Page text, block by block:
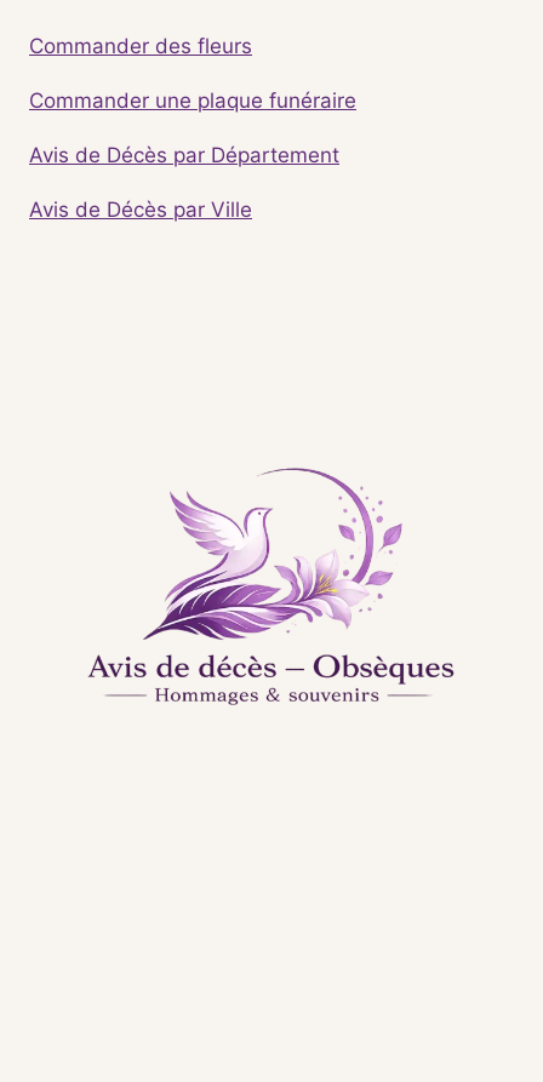
Commander des fleurs
Commander une plaque funéraire
Avis de Décès par Département
Avis de Décès par Ville